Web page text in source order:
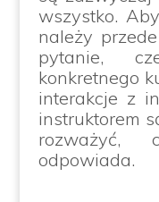
wszystko.
należy
pytanie,
konkretnego
interakcje z
instruktorem
rozważyć,
odpowiada.